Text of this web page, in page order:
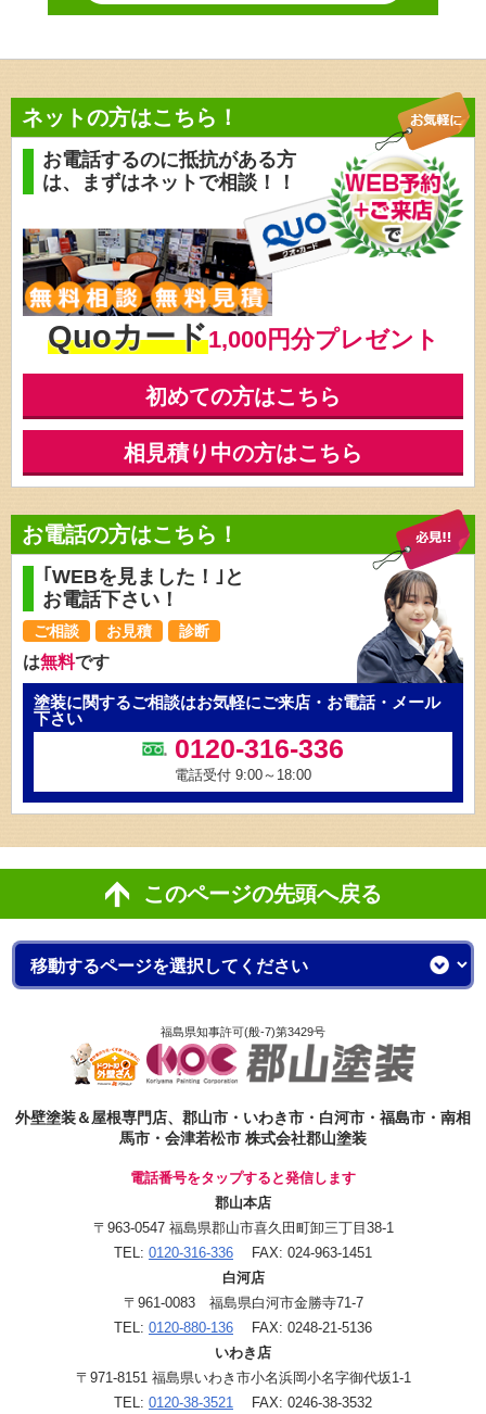
ネットの方はこちら！
お電話するのに抵抗がある方
は、
まずはネットで相談！！
Quoカード1,000円分プレゼント
初めての方はこちら
相見積り中の方はこちら
お電話の方はこちら！
｢WEBを見ました！｣と
お電話下さい！
ご相談 お見積 診断
は無料です
塗装に関するご相談はお気軽にご来店・お電話・メール
下さい
0120-316-336
電話受付 9:00～18:00
このページの先頭へ戻る
福島県知事許可(般-7)第3429号
外壁塗装＆屋根専門店、郡山市・いわき市・白河市・福島市・南相
馬市・会津若松市 株式会社郡山塗装
電話番号をタップすると発信します
郡山本店
〒963-0547 福島県郡山市喜久田町卸三丁目38-1
TEL: 0120-316-336 FAX: 024-963-1451
白河店
〒961-0083 福島県白河市金勝寺71-7
TEL: 0120-880-136 FAX: 0248-21-5136
いわき店
〒971-8151 福島県いわき市小名浜岡小名字御代坂1-1
TEL: 0120-38-3521
FAX: 0246-38-3532